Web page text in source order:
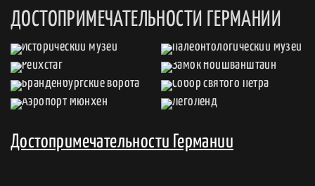
ДОСТОПРИМЕЧАТЕЛЬНОСТИ ГЕРМАНИИ
Достопримечательности Германии